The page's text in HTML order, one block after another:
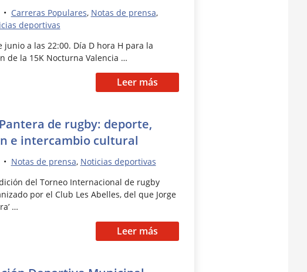
Carreras Populares, Notas de prensa,
deportivas
junio a las 22:00. Día D hora H para la
de la 15K Nocturna Valencia …
Leer más
de rugby: deporte,
e intercambio cultural
Notas de prensa, Noticias deportivas
del Torneo Internacional de rugby
por el Club Les Abelles, del que Jorge
…
Leer más